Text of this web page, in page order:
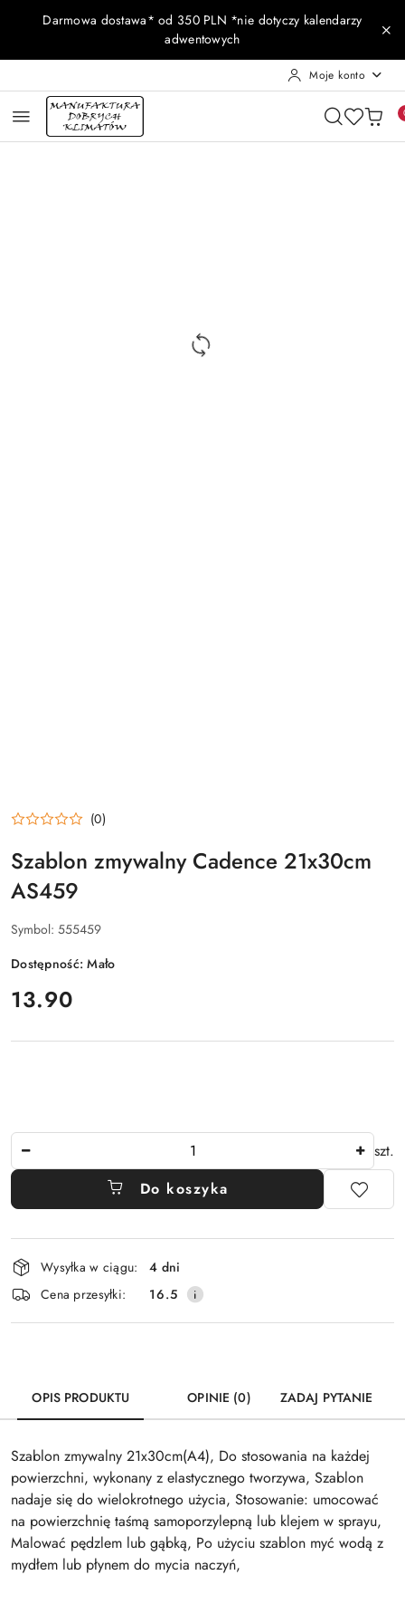
Przejdź do treści głównej
Przejdź do wyszukiwarki
Przejdź do moje konto
Przejdź do menu głównego
Przejdź do opisu produktu
Przejdź do stopki
Darmowa dostawa* od 350 PLN *nie dotyczy kalendarzy
adwentowych
Moje konto
(0)
Szablon zmywalny Cadence 21x30cm
AS459
Symbol: 555459
Dostępność:Mało
cena:
13.90
szt.
Do koszyka
Dostępność
i
dostawa
Wysyłka w ciągu:
4 dni
Cena przesyłki:
16.5
OPIS PRODUKTU OPINIE (0) ZADAJ PYTANIE
Szablon zmywalny 21x30cm(A4), Do stosowania na każdej
powierzchni, wykonany z elastycznego tworzywa, Szablon
nadaje się do wielokrotnego użycia, Stosowanie: umocować
na powierzchnię taśmą samoporzylepną lub klejem w sprayu,
Malować pędzlem lub gąbką, Po użyciu szablon myć wodą z
mydłem lub płynem do mycia naczyń,